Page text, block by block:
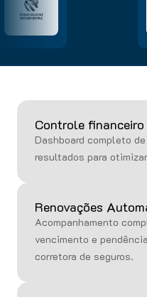
Controle financeiro
Dashboard completo
resultados para
Renovações
Acompanhamento
vencimento e
corretora de seguros.